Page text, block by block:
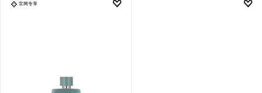
官网专享